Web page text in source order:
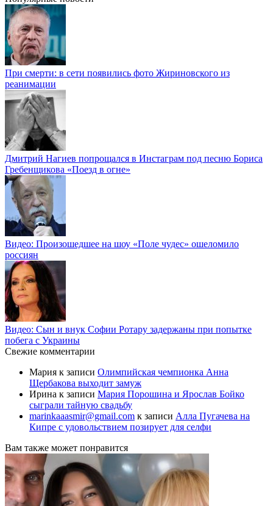
При смерти: в сети появились фото Жириновского из
реанимации
Дмитрий Нагиев попрощался в Инстаграм под песню Бориса
Гребенщикова «Поезд в огне»
Видео: Произошедшее на шоу «Поле чудес» ошеломило
россиян
Видео: Сын и внук Софии Ротару задержаны при попытке
побега с Украины
Свежие комментарии
Мария к записи Олимпийская чемпионка Анна
Щербакова выходит замуж
Ирина к записи Мария Порошина и Ярослав Бойко
сыграли тайную свадьбу
marinkaaasmir@gmail.com к записи Алла Пугачева на
Кипре с удовольствием позирует для селфи
Вам также может понравится